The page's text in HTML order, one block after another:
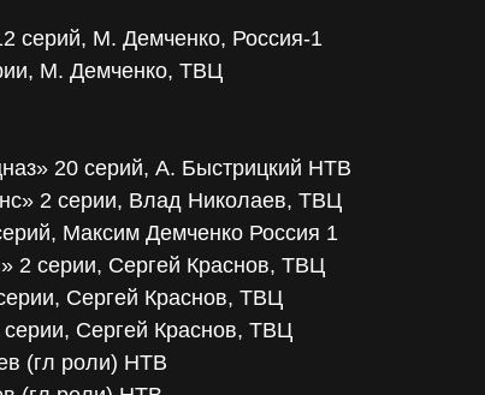
серий, М. Демченко, Россия-1
М. Демченко, ТВЦ
20 серий, А. Быстрицкий НТВ
2 серии, Влад Николаев, ТВЦ
Максим Демченко Россия 1
2 серии, Сергей Краснов, ТВЦ
Сергей Краснов, ТВЦ
Сергей Краснов, ТВЦ
(гл роли) НТВ